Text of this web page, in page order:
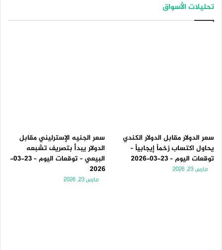
تحليلات الأسواق
سعر الدولار مقابل الدولار الكندي
يحاول اكتساب زخماً إيجابياً –
توقعات اليوم – 23-03-2026
مارس 23, 2026
سعر الجنيه الإسترليني مقابل
الدولار يبدأ بتصريف تشبعه
البيعي – توقعات اليوم – 23-03-
2026
مارس 23, 2026